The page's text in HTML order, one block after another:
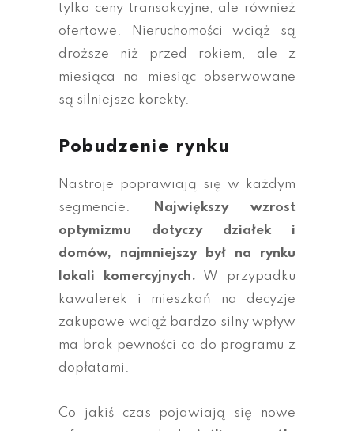
tylko ceny transakcyjne, ale również
ofertowe. Nieruchomości wciąż są
droższe niż przed rokiem, ale z
miesiąca na miesiąc obserwowane
są silniejsze korekty.
Pobudzenie rynku
Nastroje poprawiają się w każdym
segmencie.
Największy wzrost
optymizmu dotyczy działek i
domów, najmniejszy był na rynku
lokali komercyjnych. W przypadku
kawalerek i mieszkań na decyzje
zakupowe wciąż bardzo silny wpływ
ma brak pewności co do programu z
dopłatami.
Co jakiś czas pojawiają się nowe